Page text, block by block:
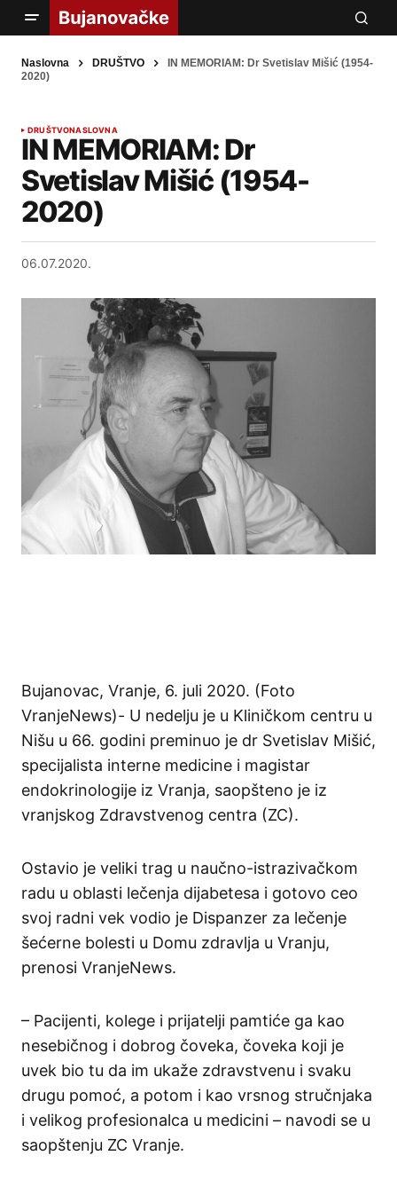
Naslovna DRUŠTVO
IN MEMORIAM: Dr Svetislav Mišić (1954-
2020)
DRUŠTVONASLOVNA
IN MEMORIAM: Dr
Svetislav Mišić (1954-
2020)
06.07.2020.
Bujanovac, Vranje, 6. juli 2020. (Foto
VranjeNews)- U nedelju je u Kliničkom centru u
Nišu u 66. godini preminuo je dr Svetislav Mišić,
specijalista interne medicine i magistar
endokrinologije iz Vranja, saopšteno je iz
vranjskog Zdravstvenog centra (ZC).
Ostavio je veliki trag u naučno-istrazivačkom
radu u oblasti lečenja dijabetesa i gotovo ceo
svoj radni vek vodio je Dispanzer za lečenje
šećerne bolesti u Domu zdravlja u Vranju,
prenosi VranjeNews.
– Pacijenti, kolege i prijatelji pamtiće ga kao
nesebičnog i dobrog čoveka, čoveka koji je
uvek bio tu da im ukaže zdravstvenu i svaku
drugu pomoć, a potom i kao vrsnog stručnjaka
i velikog profesionalca u medicini – navodi se u
saopštenju ZC Vranje.